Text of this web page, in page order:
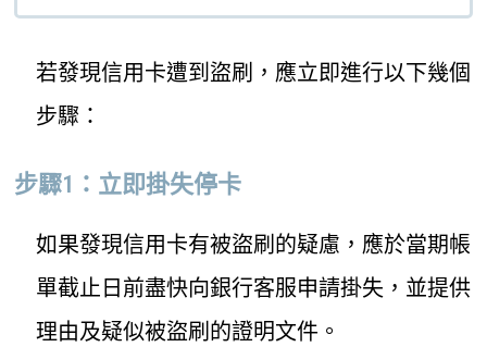
若發現信用卡遭到盜刷，應立即進行以下幾個
步驟：
步驟1：立即掛失停卡
如果發現信用卡有被盜刷的疑慮，應於當期帳
單截止日前盡快向銀行客服申請掛失，並提供
理由及疑似被盜刷的證明文件。